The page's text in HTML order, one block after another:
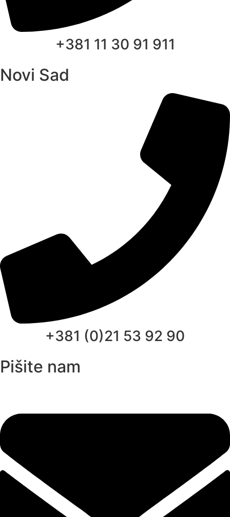
+381 11 30 91 911
Novi Sad
+381 (0)21 53 92 90
Pišite nam